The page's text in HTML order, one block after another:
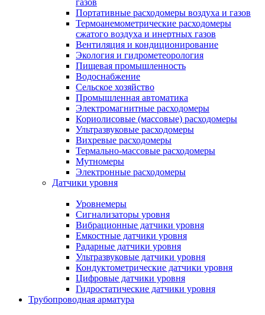
газов
Портативные расходомеры воздуха и газов
Термоанемометрические расходомеры
сжатого воздуха и инертных газов
Вентиляция и кондиционирование
Экология и гидрометеорология
Пищевая промышленность
Водоснабжение
Сельское хозяйство
Промышленная автоматика
Электромагнитные расходомеры
Кориолисовые (массовые) расходомеры
Ультразвуковые расходомеры
Вихревые расходомеры
Термально-массовые расходомеры
Мутномеры
Электронные расходомеры
Датчики уровня
Уровнемеры
Сигнализаторы уровня
Вибрационные датчики уровня
Емкостные датчики уровня
Радарные датчики уровня
Ультразвуковые датчики уровня
Кондуктометрические датчики уровня
Цифровые датчики уровня
Гидростатические датчики уровня
Трубопроводная арматура